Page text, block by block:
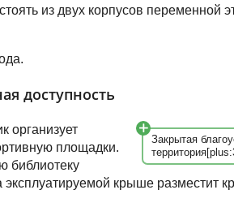
из двух корпусов переменной
доступность
Закрытая
организует
площадки.
библиотеку
крыше разместит